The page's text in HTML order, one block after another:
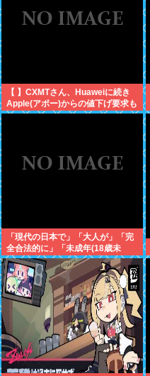
【 】CXMTさん、Huaweiに続き
Apple(アポー)からの値下げ要求も
拒否！！！半導体バボー継続
「現代の日本で」「大人が」「完
全合法的に」「未成年(18歳未
満)」と性行為をする方法ってある
の？